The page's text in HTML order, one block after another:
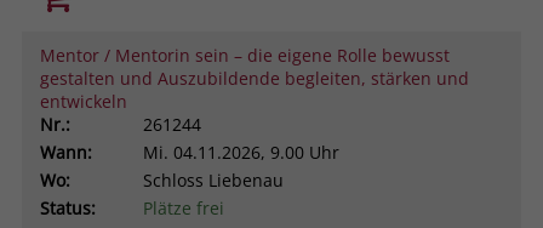
Mentor / Mentorin sein – die eigene Rolle bewusst
gestalten und Auszubildende begleiten, stärken und
entwickeln
Nr.:
261244
Wann:
Mi. 04.11.2026, 9.00 Uhr
Wo:
Schloss Liebenau
Status:
Plätze frei